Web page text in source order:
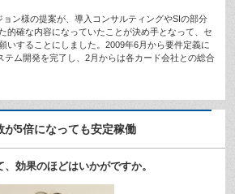
ン様の提案が、導入コンサルティングやSIの部分
的確な内容になっていたことが決め手となって、セ
いすることにしました。2009年6月から要件定義に
テム開発を完了し、2月からは各カード会社との総合
5倍になっても安定稼働
効果のほどはいかがですか。